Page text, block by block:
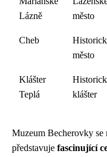
Lázně
město
Cheb
město
Klášter
Teplá
klášter
Muzeum Becherovky se
představuje fascinující